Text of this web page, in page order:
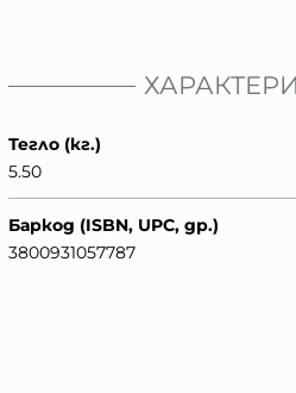
Тегло (кг.)
5.50
Баркод (ISBN, UPC, др.)
3800931057787